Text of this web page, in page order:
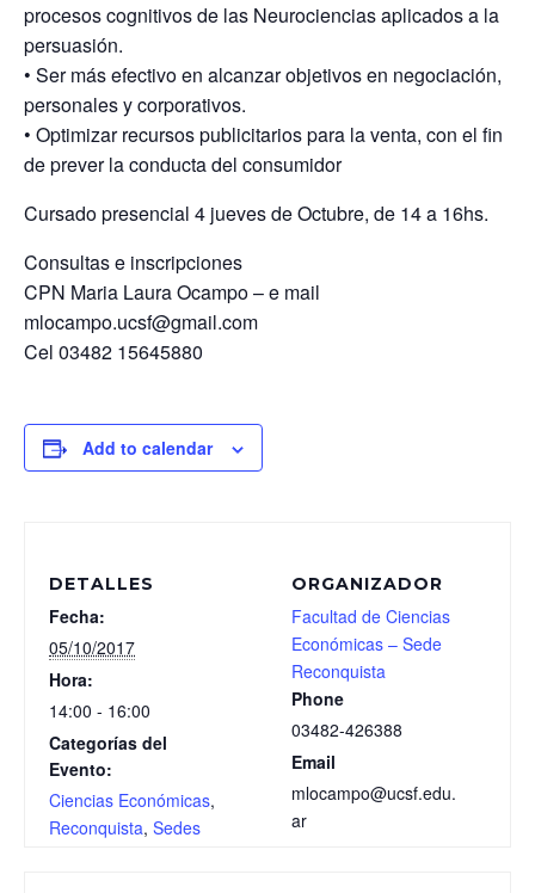
procesos cognitivos de las Neurociencias aplicados a la
persuasión.
• Ser más efectivo en alcanzar objetivos en negociación,
personales y corporativos.
• Optimizar recursos publicitarios para la venta, con el fin
de prever la conducta del consumidor
Cursado presencial 4 jueves de Octubre, de 14 a 16hs.
Consultas e inscripciones
CPN Maria Laura Ocampo – e mail
mlocampo.ucsf@gmail.com
Cel 03482 15645880
Add to calendar
DETALLES
Fecha:
05/10/2017
Hora:
14:00 - 16:00
Categorías del
Evento:
Ciencias Económicas,
Reconquista, Sedes
ORGANIZADOR
Facultad de Ciencias
Económicas – Sede
Reconquista
Phone
03482-426388
Email
mlocampo@ucsf.edu.
ar